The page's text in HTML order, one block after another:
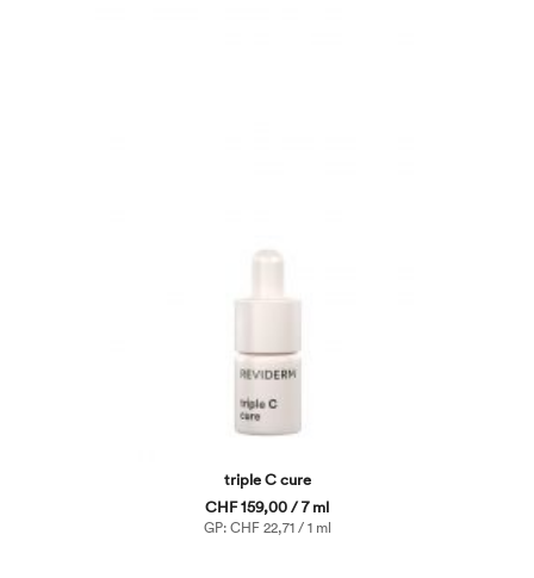
triple C cure
CHF 159,00 / 7 ml
GP: CHF 22,71 / 1 ml